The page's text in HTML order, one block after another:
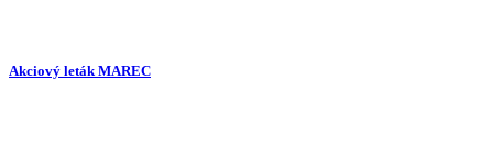
Akciový leták MAREC